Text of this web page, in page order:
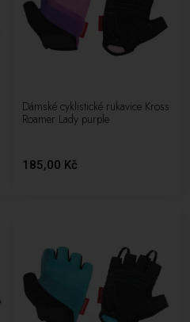
Dámské cyklistické rukavice Kross
Roamer Lady purple
185,00 Kč